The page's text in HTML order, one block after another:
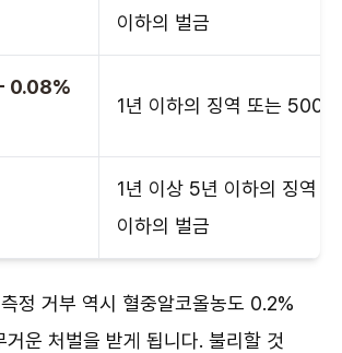
이하의 벌금
0.08%
1년 이하의 징역 또는 500
1년 이상 5년 이하의 징역
이하의 벌금
정 거부 역시 혈중알코올농도 0.2%
거운 처벌을 받게 됩니다. 불리할 것